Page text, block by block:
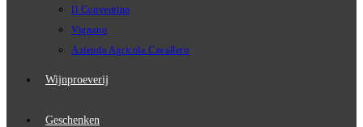
Il Conventino
Vignano
Azienda Agricola Cavallero
Wijnproeverij
Geschenken